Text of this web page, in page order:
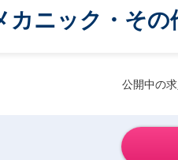
カニック・そ
公開中の求